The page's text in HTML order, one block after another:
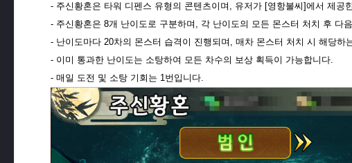
- 주신황혼은 타워 디펜스 유형의 콘텐츠이며, 유저가 [영항불씨]에서 제
- 주신황혼은 8개 난이도로 구분하며, 각 난이도의 모든 몬스터 처치 후 다
- 난이도마다 20차의 몬스터 습격이 진행되며, 매차 몬스터 처치 시 해당하
- ​이미 통과한 난이도는 소탕하여 모든 차수의 보상 획득이 가능합니다.
- ​매일 도전 및 소탕 기회는 1번입니다.